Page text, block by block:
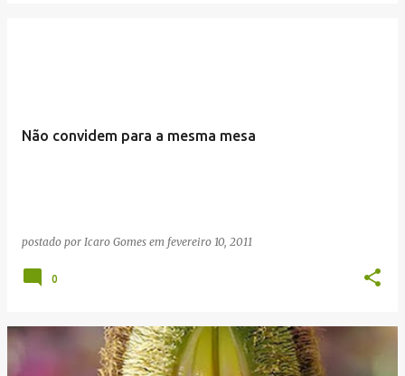
Não convidem para a mesma mesa
postado por Icaro Gomes em fevereiro 10, 2011
0